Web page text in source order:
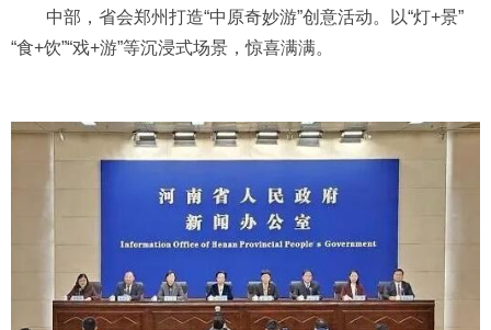
中部，省会郑州打造“中原奇妙游”创意活动。以“灯+景”
“食+饮”“戏+游”等沉浸式场景，惊喜满满。